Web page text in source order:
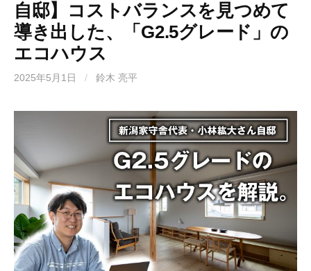
自邸】コストバランスを見つめて
導き出した、「G2.5グレード」の
エコハウス
2025年5月1日 / 鈴木 亮平